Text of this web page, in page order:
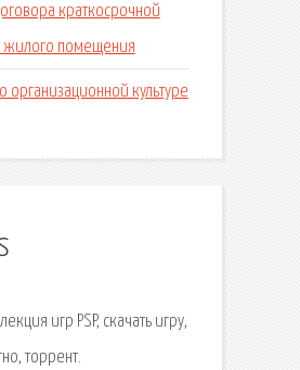
краткосрочной
жилого помещения
организационной культуре
игр PSP, скачать игру,
торрент.